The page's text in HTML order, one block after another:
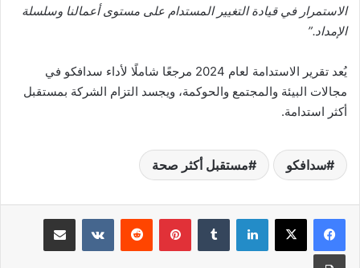
الاستمرار في قيادة التغيير المستدام على مستوى أعمالنا وسلسلة
الإمداد.”
يُعد تقرير الاستدامة لعام 2024 مرجعًا شاملًا لأداء سدافكو في
مجالات البيئة والمجتمع والحوكمة، ويجسد التزام الشركة بمستقبل
أكثر استدامة.
سدافكو مستقبل أكثر صحة
لينكدإن بينتيريست مشاركة عبر البريد
طباعة